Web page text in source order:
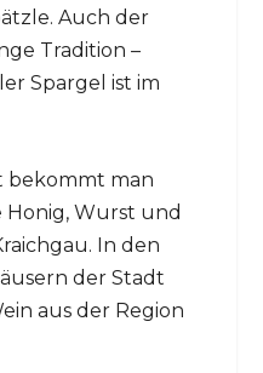
Auch der
Tradition –
Spargel ist im
bekommt man
Wurst und
In den
der Stadt
aus der Region